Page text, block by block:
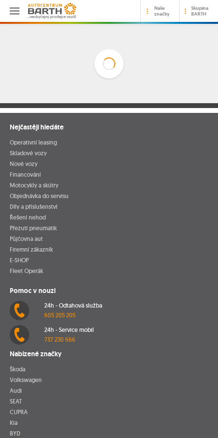
…neobyčejný prodejce vozů!
Naše
značky
Skupina
BARTH
Nejčastěji hledáte
Operativní leasing
Skladové vozy
Nové vozy
Financování
Motocykly a skútry
Objednávka do servisu
Díly a příslušenství
Řešení nehod
Přezutí pneumatik
Půjčovna aut
Firemní zákazník
E-SHOP
Fleet Operák
Pomoc v nouzi
24h - Odtahová služba
605 205 205
24h - Service mobil
737 230 666
Nabízené značky
Škoda
Volkswagen
Audi
SEAT
CUPRA
Kia
BYD